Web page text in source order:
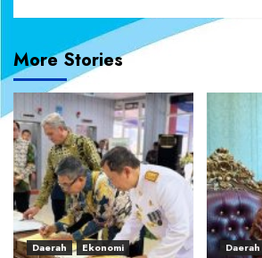
More Stories
Daerah
Ekonomi
Daerah